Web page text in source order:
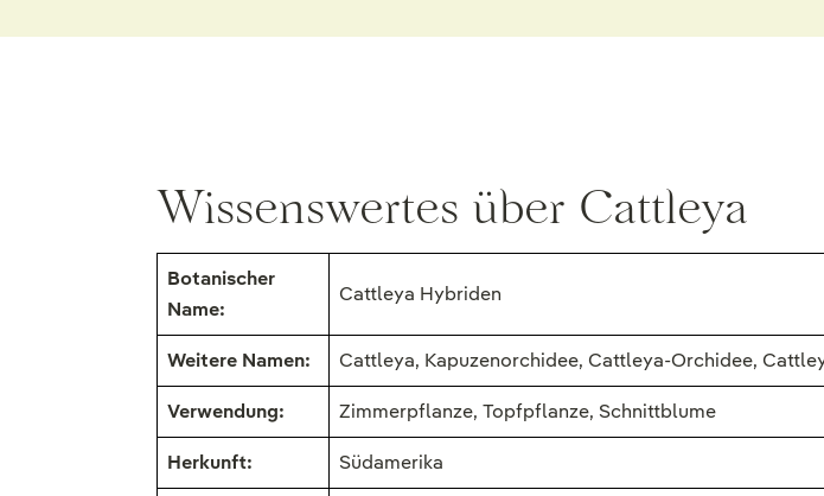
Wissenswertes über Cattleya
Botanischer
Name:
Cattleya Hybriden
Weitere Namen: Cattleya, Kapuzenorchidee, Cattleya-Orchidee,
Verwendung: Zimmerpflanze, Topfpflanze, Schnittblume
Herkunft: Südamerika